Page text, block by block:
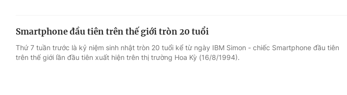
Smartphone đầu tiên trên thế giới tròn 20 tuổi
Thứ 7 tuần trước là kỷ niệm sinh nhật tròn 20 tuổi kể từ ngày IBM Simon - chiếc Smartphone đầu tiên
trên thế giới lần đầu tiên xuất hiện trên thị trường Hoa Kỳ (16/8/1994).